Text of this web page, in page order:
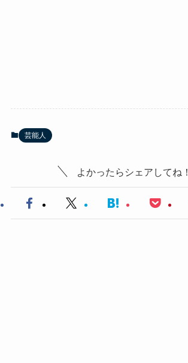
芸能人
よかったらシェアしてね！